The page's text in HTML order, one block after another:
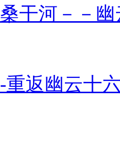
干河－－
重返幽云十